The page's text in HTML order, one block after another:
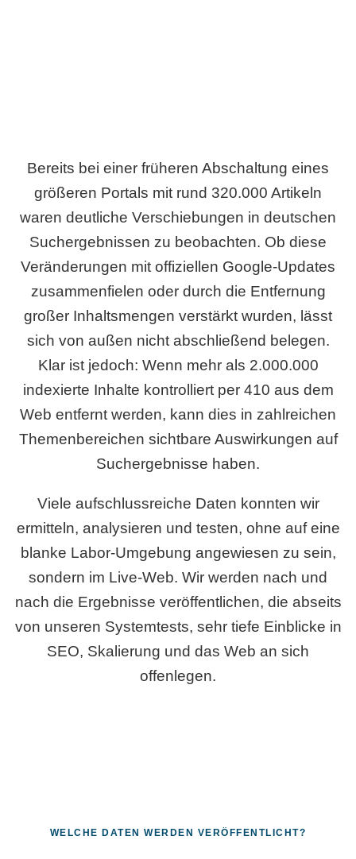
Bereits bei einer früheren Abschaltung eines
größeren Portals mit rund 320.000 Artikeln
waren deutliche Verschiebungen in deutschen
Suchergebnissen zu beobachten. Ob diese
Veränderungen mit offiziellen Google-Updates
zusammenfielen oder durch die Entfernung
großer Inhaltsmengen verstärkt wurden, lässt
sich von außen nicht abschließend belegen.
Klar ist jedoch: Wenn mehr als 2.000.000
indexierte Inhalte kontrolliert per 410 aus dem
Web entfernt werden, kann dies in zahlreichen
Themenbereichen sichtbare Auswirkungen auf
Suchergebnisse haben.
Viele aufschlussreiche Daten konnten wir
ermitteln, analysieren und testen, ohne auf eine
blanke Labor-Umgebung angewiesen zu sein,
sondern im Live-Web. Wir werden nach und
nach die Ergebnisse veröffentlichen, die abseits
von unseren Systemtests, sehr tiefe Einblicke in
SEO, Skalierung und das Web an sich
offenlegen.
WELCHE DATEN WERDEN VERÖFFENTLICHT?